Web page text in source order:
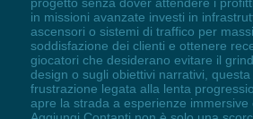
in missioni avanzate investi in
ascensori o sistemi di traffico per
soddisfazione dei clienti e ottenere
giocatori che desiderano evitare il
design o sugli obiettivi narrativi,
frustrazione legata alla lenta
apre la strada a esperienze immersive